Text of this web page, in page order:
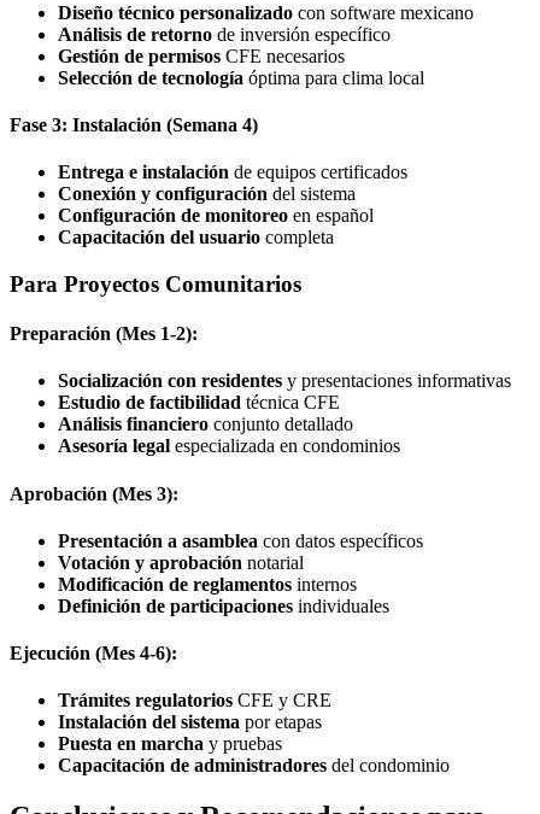
Diseño técnico personalizado con software mexicano
Análisis de retorno de inversión específico
Gestión de permisos CFE necesarios
Selección de tecnología óptima para clima local
Fase 3: Instalación (Semana 4)
Entrega e instalación de equipos certificados
Conexión y configuración del sistema
Configuración de monitoreo en español
Capacitación del usuario completa
Para Proyectos Comunitarios
Preparación (Mes 1-2):
Socialización con residentes y presentaciones informativas
Estudio de factibilidad técnica CFE
Análisis financiero conjunto detallado
Asesoría legal especializada en condominios
Aprobación (Mes 3):
Presentación a asamblea con datos específicos
Votación y aprobación notarial
Modificación de reglamentos internos
Definición de participaciones individuales
Ejecución (Mes 4-6):
Trámites regulatorios CFE y CRE
Instalación del sistema por etapas
Puesta en marcha y pruebas
Capacitación de administradores del condominio